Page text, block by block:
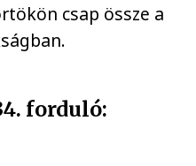
csap össze a
forduló: